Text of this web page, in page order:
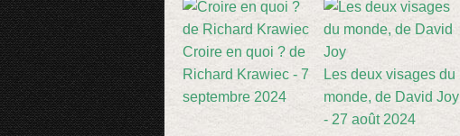
Croire en quoi ? de
Richard Krawiec - 7
septembre 2024
Les deux visages du
monde, de David Joy
- 27 août 2024